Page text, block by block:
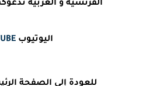
الفرنسية و العربية
اليوتيوب
للعودة إلى الصفحة